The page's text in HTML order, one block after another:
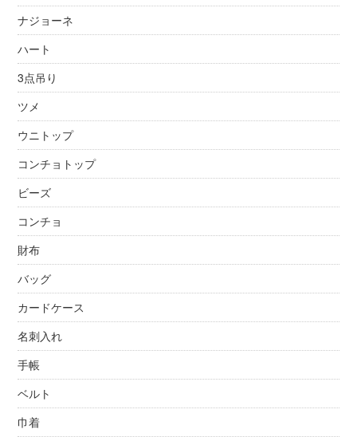
ナジョーネ
ハート
3点吊り
ツメ
ウニトップ
コンチョトップ
ビーズ
コンチョ
財布
バッグ
カードケース
名刺入れ
手帳
ベルト
巾着